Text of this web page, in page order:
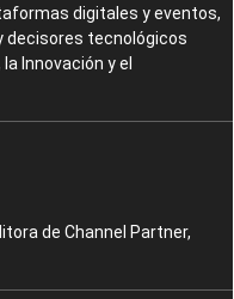
digitales y eventos,
tecnológicos
Innovación y el
de Channel Partner,